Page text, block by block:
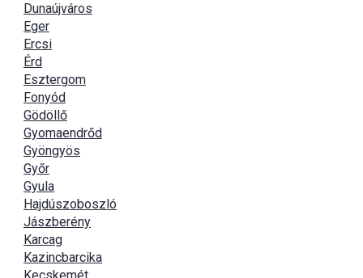
Dunaújváros
Eger
Ercsi
Érd
Esztergom
Fonyód
Gödöllő
Gyomaendrőd
Gyöngyös
Győr
Gyula
Hajdúszoboszló
Jászberény
Karcag
Kazincbarcika